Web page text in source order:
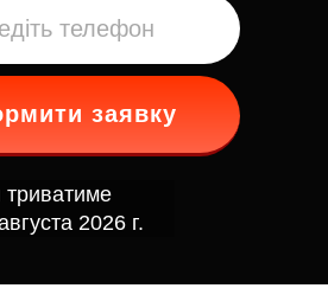
заявку
триватиме
2026 г.